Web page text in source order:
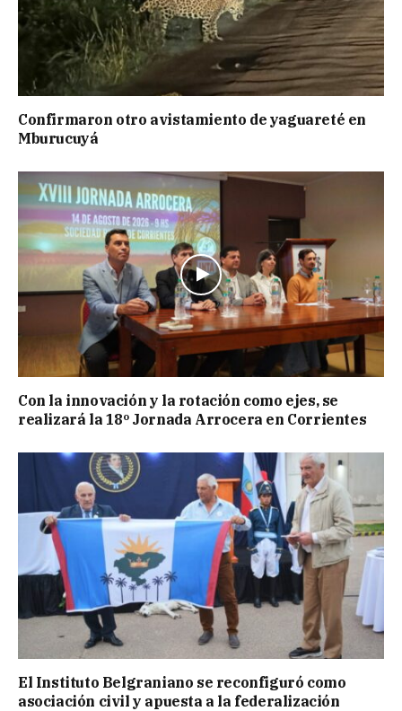
Confirmaron otro avistamiento de yaguareté en
Mburucuyá
Con la innovación y la rotación como ejes, se
realizará la 18º Jornada Arrocera en Corrientes
El Instituto Belgraniano se reconfiguró como
asociación civil y apuesta a la federalización